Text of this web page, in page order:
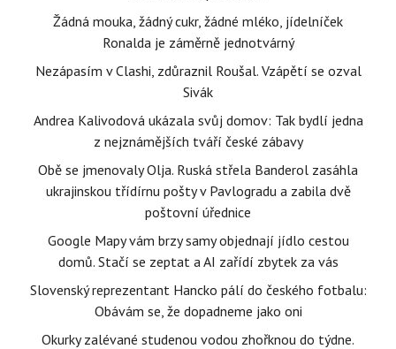
Žádná mouka, žádný cukr, žádné mléko, jídelníček
Ronalda je záměrně jednotvárný
Nezápasím v Clashi, zdůraznil Roušal. Vzápětí se ozval
Sivák
Andrea Kalivodová ukázala svůj domov: Tak bydlí jedna
z nejznámějších tváří české zábavy
Obě se jmenovaly Olja. Ruská střela Banderol zasáhla
ukrajinskou třídírnu pošty v Pavlogradu a zabila dvě
poštovní úřednice
Google Mapy vám brzy samy objednají jídlo cestou
domů. Stačí se zeptat a AI zařídí zbytek za vás
Slovenský reprezentant Hancko pálí do českého fotbalu:
Obávám se, že dopadneme jako oni
Okurky zalévané studenou vodou zhořknou do týdne.